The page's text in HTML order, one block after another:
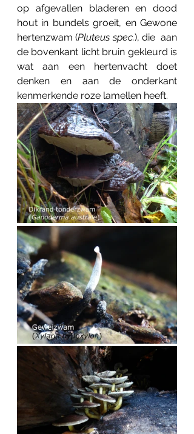
op afgevallen bladeren en dood
hout in bundels groeit, en Gewone
hertenzwam (Pluteus spec.), die  aan
de bovenkant licht bruin gekleurd is
wat aan een hertenvacht doet
denken en aan de onderkant
kenmerkende roze lamellen heeft.